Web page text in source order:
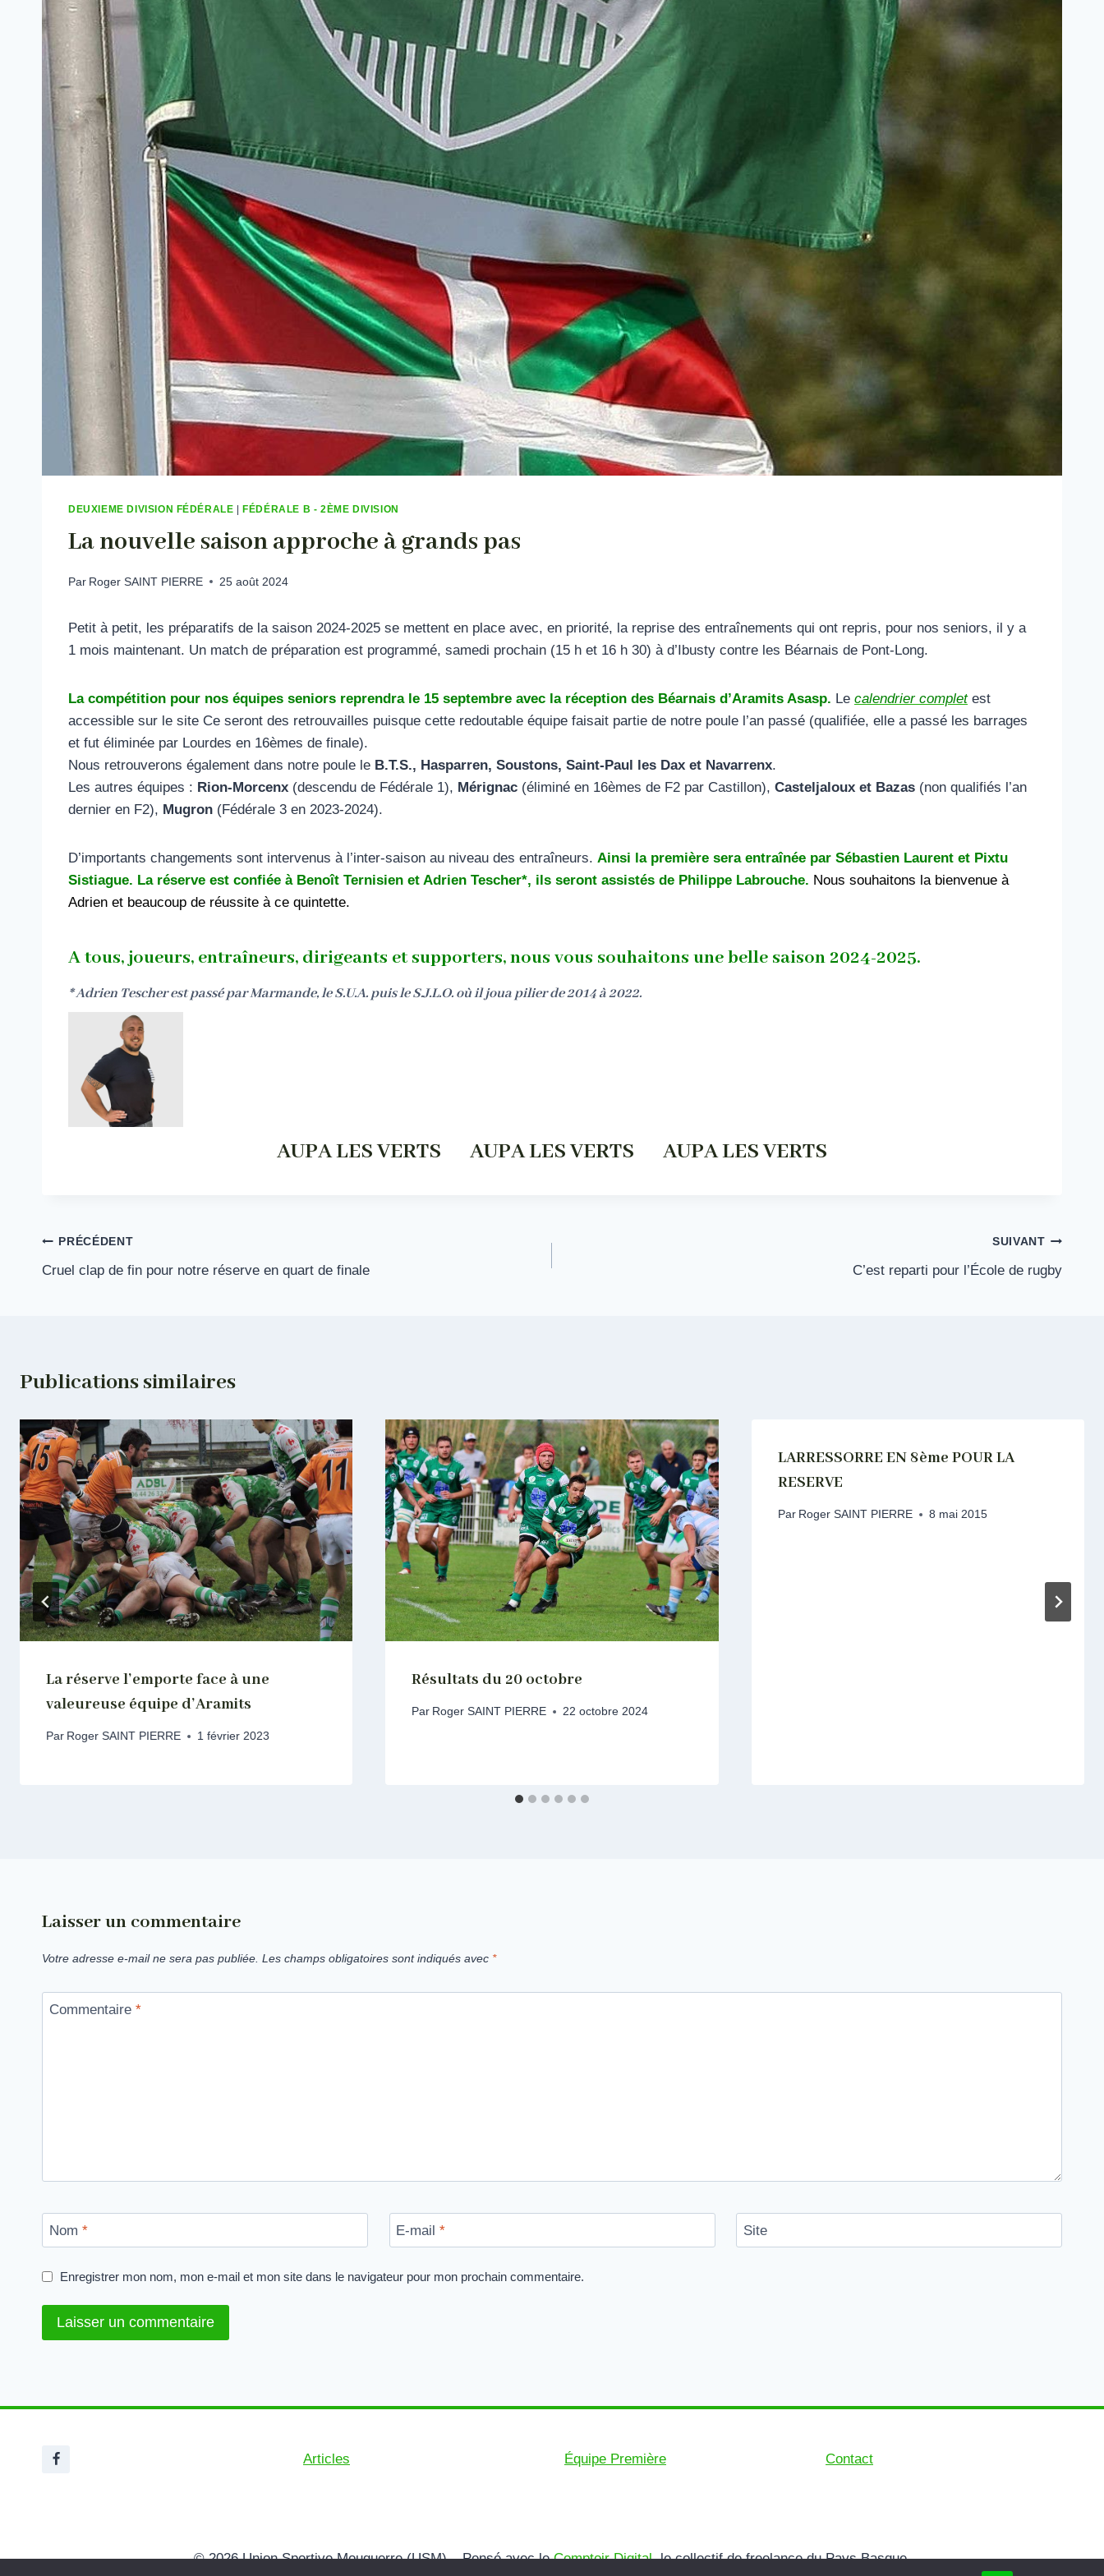
DEUXIEME DIVISION FÉDÉRALE FÉDÉRALE B - 2ÈME DIVISION
La nouvelle saison approche à grands pas
Par Roger SAINT PIERRE 25 août 2024
Petit à petit, les préparatifs de la saison 2024-2025 se mettent en place avec, en priorité, la reprise des entraînements qui ont repris, pour nos seniors, il y a
1 mois maintenant. Un match de préparation est programmé, samedi prochain (15 h et 16 h 30) à d’Ibusty contre les Béarnais de Pont-Long.
La compétition pour nos équipes seniors reprendra le 15 septembre avec la réception des Béarnais d’Aramits Asasp. Le calendrier completest
accessible sur le site Ce seront des retrouvailles puisque cette redoutable équipe faisait partie de notre poule l’an passé (qualifiée, elle a passé les barrages
et fut éliminée par Lourdes en 16èmes de finale).
Nous retrouverons également dans notre poule le B.T.S., Hasparren, Soustons, Saint-Paul les Dax et Navarrenx.
Les autres équipes : Rion-Morcenx (descendu de Fédérale 1), Mérignac (éliminé en 16èmes de F2 par Castillon), Casteljaloux et Bazas (non qualifiés l’an
dernier en F2), Mugron (Fédérale 3 en 2023-2024).
D’importants changements sont intervenus à l’inter-saison au niveau des entraîneurs. Ainsi la première sera entraînée par Sébastien Laurent et Pixtu
Sistiague. La réserve est confiée à Benoît Ternisien et Adrien Tescher*, ils seront assistés de Philippe Labrouche. Nous souhaitons la bienvenue à
Adrien et beaucoup de réussite à ce quintette.
A tous, joueurs, entraîneurs, dirigeants et supporters, nous vous souhaitons une belle saison 2024-2025.
*Adrien Tescher est passé par Marmande, le S.U.A. puis le S.J.L.O. où il joua pilier de 2014 à 2022.
AUPA LES VERTS AUPA LES VERTS AUPA LES VERTS
Navigation
de
PRÉCÉDENT
Cruel clap de fin pour notre réserve en quart de finale
SUIVANT
C’est reparti pour l’École de rugby
Publications similaires
La réserve l’emporte face à une
valeureuse équipe d’Aramits
Par Roger SAINT PIERRE 1 février 2023
Résultats du 20 octobre
Par Roger SAINT PIERRE 22 octobre 2024
LARRESSORRE EN 8ème POUR LA
RESERVE
Par Roger SAINT PIERRE 8 mai 2015
Laisser un commentaire
Votre adresse e-mail ne sera pas publiée. Les champs obligatoires sont indiqués avec *
Commentaire *
Nom * E-mail * Site
Enregistrer mon nom, mon e-mail et mon site dans le navigateur pour mon prochain commentaire.
Articles Équipe Première Contact
© 2026 Union Sportive Mouguerre (USM) – Pensé avec leComptoir Digital, le collectif de freelance du Pays Basque.